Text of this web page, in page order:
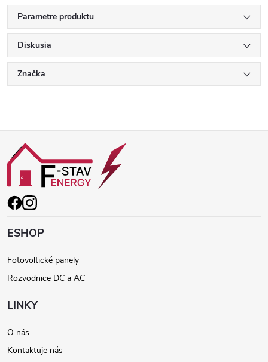
Parametre produktu
Diskusia
Značka
á
p
ä
e
ESHOP
Fotovoltické panely
Rozvodnice DC a AC
LINKY
O nás
Kontaktuje nás